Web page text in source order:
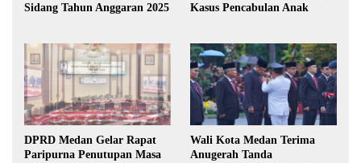
Sidang Tahun Anggaran 2025
Kasus Pencabulan Anak
DPRD Medan Gelar Rapat
Paripurna Penutupan Masa
Wali Kota Medan Terima
Anugerah Tanda